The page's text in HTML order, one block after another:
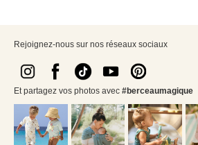
Rejoignez-nous sur nos réseaux sociaux
Et partagez vos photos avec #berceaumagique